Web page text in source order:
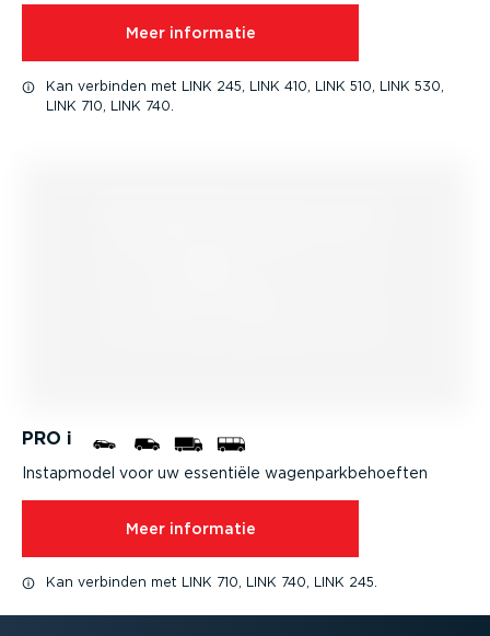
Meer informatie
Kan verbinden met LINK 245, LINK 410, LINK 510, LINK 530,
LINK 710, LINK 740.
PRO i
Instapmodel voor uw essentiële wagen­park­be­hoeften
Meer informatie
Kan verbinden met LINK 710, LINK 740, LINK 245.